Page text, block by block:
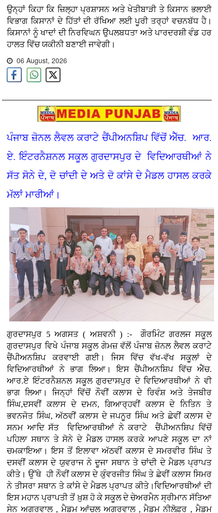
ਉਨ੍ਹਾਂ ਕਿਹਾ ਕਿ ਜ਼ਿਲ੍ਹਾ ਪ੍ਰਸ਼ਾਸਨ ਅਤੇ ਖੇਤੀਬਾੜੀ ਤੇ ਕਿਸਾਨ ਭਲਾਈ
ਵਿਭਾਗ ਕਿਸਾਨਾਂ ਦੇ ਹਿੱਤਾਂ ਦੀ ਰੱਖਿਆ ਲਈ ਪੂਰੀ ਤਰ੍ਹਾਂ ਵਚਨਬੱਧ ਹੈ।
ਕਿਸਾਨਾਂ ਨੂੰ ਖਾਦਾਂ ਦੀ ਨਿਰਵਿਘਨ ਉਪਲਬਧਤਾ ਅਤੇ ਪਾਰਦਰਸ਼ੀ ਵੰਡ ਹਰ
ਹਾਲਤ ਵਿੱਚ ਯਕੀਨੀ ਬਣਾਈ ਜਾਵੇਗੀ।
06 August, 2026
ਪੰਜਾਬ ਜ਼ੋਨਲ ਲੈਵਲ ਕਰਾਟੇ ਚੈਂਪੀਅਨਸ਼ਿਪ ਵਿੱਚੋਂ ਐੱਚ. ਆਰ.
ਏ. ਇੰਟਰਨੈਸ਼ਨਲ ਸਕੂਲ ਗੁਰਦਾਸਪੁਰ ਦੇ ਵਿਦਿਆਰਥੀਆਂ ਨੇ
ਸੱਤ ਸੋਨੇ ਦੇ, ਦੋ ਚਾਂਦੀ ਦੇ ਅਤੇ ਦੋ ਕਾਂਸੇ ਦੇ ਮੈਡਲ ਹਾਸਲ ਕਰਕੇ
ਮੱਲਾਂ ਮਾਰੀਆਂ।
ਗੁਰਦਾਸਪੁਰ 5 ਅਗਸਤ ( ਅਸ਼ਵਨੀ ) :- ਗੌਰਮਿੰਟ ਗਰਲਜ ਸਕੂਲ
ਗੁਰਦਾਸਪੁਰ ਵਿਖੇ ਪੰਜਾਬ ਸਕੂਲ ਗੇਮਜ਼ ਵੱਲੋਂ ਪੰਜਾਬ ਜ਼ੋਨਲ ਲੈਵਲ ਕਰਾਟੇ
ਚੈਂਪੀਅਨਸ਼ਿਪ ਕਰਵਾਈ ਗਈ। ਜਿਸ ਵਿੱਚ ਵੱਖ-ਵੱਖ ਸਕੂਲਾਂ ਦੇ
ਵਿਦਿਆਰਥੀਆਂ ਨੇ ਭਾਗ ਲਿਆ। ਇਸ ਚੈਂਪੀਅਨਸ਼ਿਪ ਵਿੱਚ ਐੱਚ.
ਆਰ.ਏ ਇੰਟਰਨੈਸ਼ਨਲ ਸਕੂਲ ਗੁਰਦਾਸਪੁਰ ਦੇ ਵਿਦਿਆਰਥੀਆਂ ਨੇ ਵੀ
ਭਾਗ ਲਿਆ। ਜਿਨ੍ਹਾਂ ਵਿੱਚੋਂ ਨੌਵੀਂ ਕਲਾਸ ਦੇ ਰਿਵੰਸ਼ ਅਤੇ ਤੇਜਬੀਰ
ਸਿੰਘ,ਦਸਵੀਂ ਕਲਾਸ ਦੇ ਦਮਨ, ਗਿਆਰ੍ਹਵੀਂ ਕਲਾਸ ਦੇ ਨਿਤਿਨ ਤੇ
ਭਵਨਜੋਤ ਸਿੰਘ, ਅੱਠਵੀਂ ਕਲਾਸ ਦੇ ਜਪਨੂਰ ਸਿੰਘ ਅਤੇ ਛੇਵੀਂ ਕਲਾਸ ਦੇ
ਸਨਮ ਆਦਿ ਸੱਤ ਵਿਦਿਆਰਥੀਆਂ ਨੇ ਕਰਾਟੇ ਚੈਂਪੀਅਨਸ਼ਿਪ ਵਿੱਚੋਂ
ਪਹਿਲਾ ਸਥਾਨ ਤੇ ਸੋਨੇ ਦੇ ਮੈਡਲ ਹਾਸਲ ਕਰਕੇ ਆਪਣੇ ਸਕੂਲ ਦਾ ਨਾਂ
ਚਮਕਾਇਆ। ਇਸ ਤੋਂ ਇਲਾਵਾ ਅੱਠਵੀਂ ਕਲਾਸ ਦੇ ਸਮਰਵੀਰ ਸਿੰਘ ਤੇ
ਦਸਵੀਂ ਕਲਾਸ ਦੇ ਯੁਵਰਾਜ ਨੇ ਦੂਜਾ ਸਥਾਨ ਤੇ ਚਾਂਦੀ ਦੇ ਮੈਡਲ ਪ੍ਰਾਪਤ
ਕੀਤੇ। ਉੱਥੇ ਹੀ ਨੌਵੀਂ ਕਲਾਸ ਦੇ ਕੁੰਵਰਜੀਤ ਸਿੰਘ ਤੇ ਛੇਵੀਂ ਕਲਾਸ ਸਿਮਰ
ਨੇ ਤੀਸਰਾ ਸਥਾਨ ਤੇ ਕਾਂਸੇ ਦੇ ਮੈਡਲ ਪ੍ਰਾਪਤ ਕੀਤੇ।ਵਿਦਿਆਰਥੀਆਂ ਦੀ
ਇਸ ਮਹਾਨ ਪ੍ਰਾਪਤੀ ਤੋਂ ਖ਼ੁਸ਼ ਹੋ ਕੇ ਸਕੂਲ ਦੇ ਚੇਅਰਮੈਨ ਸ੍ਰੀਮਾਨ ਸੱਤਿਆ
ਸੇਨ ਅਗਰਵਾਲ , ਮੈਡਮ ਆਂਚਲ ਅਗਰਵਾਲ , ਮੈਡਮ ਨੀਲੋਫ਼ਰ , ਮੈਡਮ